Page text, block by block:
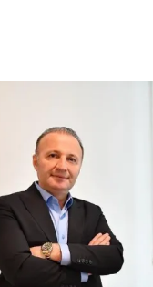
Ortopedi
Cildiye
Kulak Burun Boğaz
- KBB